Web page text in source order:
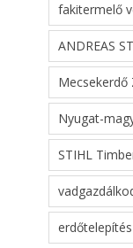
fakitermelő
ANDREAS
Mecsekerdő
Nyugat-
STIHL
erdőtelepítés